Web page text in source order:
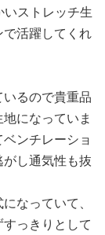
いストレッチ生
活躍してくれ
るので貴重品
になっていま
ンチレーショ
し通気性も抜
なっていて、
っきりとして